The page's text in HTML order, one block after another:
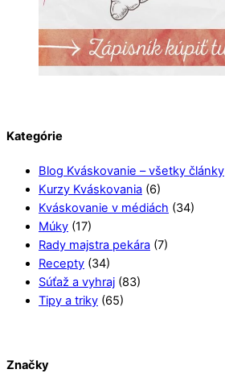
Kategórie
Blog Kváskovanie – všetky články
Kurzy Kváskovania (6)
Kváskovanie v médiách (34)
Múky (17)
Rady majstra pekára (7)
Recepty (34)
Súťaž a vyhraj (83)
Tipy a triky (65)
Značky